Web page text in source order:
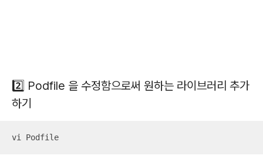
2️⃣ Podfile 을 수정함으로써 원하는 라이브러리 추가
하기
vi Podfile